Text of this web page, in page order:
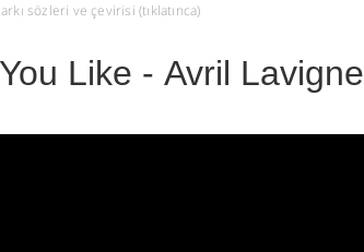
sözleri ve çevirisi (tıklatınca)
Like - Avril Lavigne